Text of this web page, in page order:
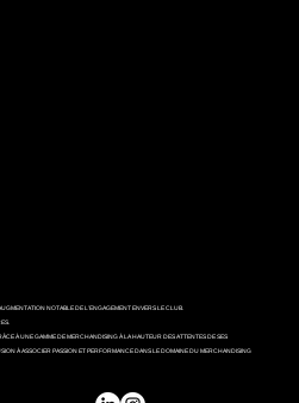
NOTABLE DE L’ENGAGEMENT ENVERS LE CLUB.
À UNE GAMME DE MERCHANDISING À LA HAUTEUR DES ATTENTES DE SES
À ASSOCIER PASSION ET PERFORMANCE DANS LE DOMAINE DU MERCHANDISING